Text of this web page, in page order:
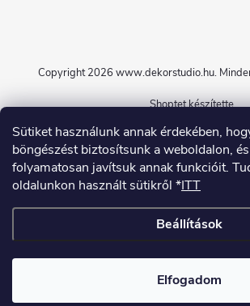
Sütiket használunk annak érdekében,
böngészést biztosítsunk a weboldalon,
folyamatosan javítsuk annak funkcióit.
oldalunkon használt sütikről *ITT
Beállítások
Elfogadom
Shoptet készítette
Copyright 2026 www.dekorstudio.hu.